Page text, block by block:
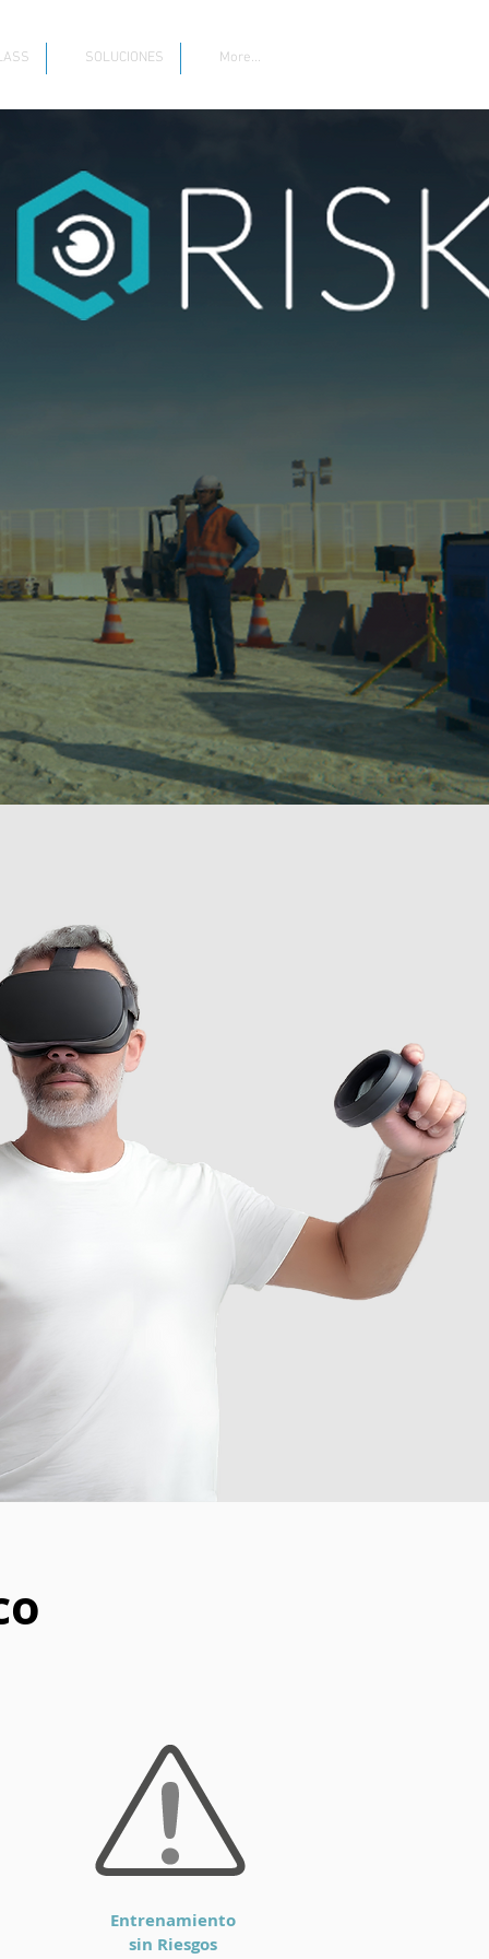
SOLUCIONES More...
Entrenamiento
sin Riesgos